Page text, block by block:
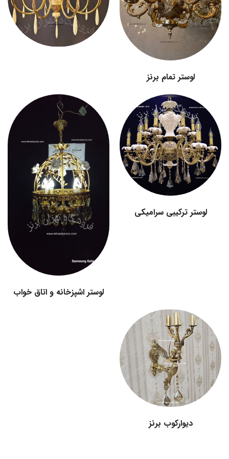
لوستر تمام برنز
لوستر ترکیبی سرامیکی
لوستر اشپزخانه و اتاق خواب
دیوارکوب برنز